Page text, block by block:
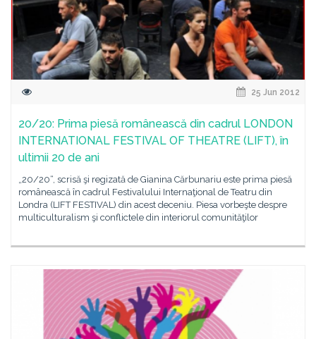
25 Jun 2012
20/20: Prima piesă românească din cadrul LONDON
INTERNATIONAL FESTIVAL OF THEATRE (LIFT), în
ultimii 20 de ani
„20/20“, scrisă şi regizată de Gianina Cărbunariu este prima piesă
românească în cadrul Festivalului Internaţional de Teatru din
Londra (LIFT FESTIVAL) din acest deceniu. Piesa vorbeşte despre
multiculturalism şi conflictele din interiorul comunităţilor